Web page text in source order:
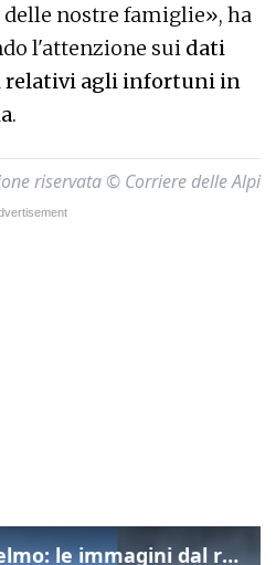
nostre famiglie», ha
l'attenzione sui dati
relativi agli infortuni in
.
riservata © Corriere delle Alpi
Frana sul Monte Pelmo: le immagini dal rifugio Città di Fiume